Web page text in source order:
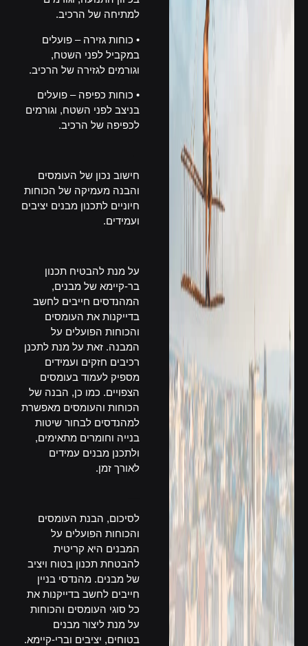
למתיחה של הרכיב.
• כוחות גזירה – פועלים
במקביל לפני השטח,
וגורמים לגזירה של הרכיב.
• כוחות כפיפה – פועלים
בניצב לפני השטח, וגורמים
לכפיפה של הרכיב.
חישוב נכון של העומסים
והבנה מעמיקה של הכוחות
חיוניים לתכנון מבנים יציבים
ועמידים.
על מנת להבטיח תכנון
בר-קיימא של מבנים,
המהנדסים חייבים לחשב
בדייקנות את העומסים
והכוחות הפועלים על
המבנה. זאת על מנת לתכנן
רכיבים חזקים ועמידים
מספיק לעמוד בעומסים
הצפויים. כמו כן, הבנה של
הכוחות והעומסים מאפשרת
למהנדסים לבחור שיטות
בנייה וחומרים מתאימים,
ולתכנן מבנים עמידים
לאורך זמן.
לסיכום, הבנת העומסים
והכוחות הפועלים על
המבנים היא קריטית
להבטחת תכנון בטוח ויציב
של מבנים. מהנדסי בניין
חייבים לחשב בדייקנות את
כל סוגי העומסים והכוחות
על מנת ליצור מבנים
בטוחים, יציבים וברי-קיימא.